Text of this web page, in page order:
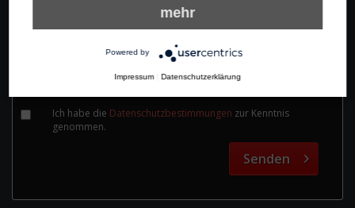
Ich habe die Datenschutzbestimmungen zur Kenntnis
genommen.
Senden
mehr
Powered by
Impressum Datenschutzerklärung